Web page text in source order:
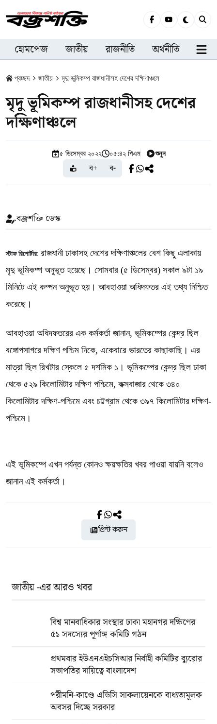
হোমপেজ জাতীয় রাজনীতি অর্থনীতি
প্রচ্ছদ জাতীয় মৃদু ভূমিকম্প রাজধানীসহ দেশের দক্ষিণাঞ্চলে
মৃদু ভূমিকম্প রাজধানীসহ দেশের
দক্ষিণাঞ্চলে
৫ ডিসেম্বর ২০২২ ০৫:৪২ পিএম শুনুন
ব+ ব-
বজ্রশক্তি ডেস্ক
স্টাফ রিপোর্টার: রাজধানী ঢাকাসহ দেশের দক্ষিণাঞ্চলের বেশ কিছু এলাকায়
মৃদু ভূমিকম্প অনুভূত হয়েছে। সোমবার (৫ ডিসেম্বর) সকাল ৯টা ১৯
মিনিটে এই কম্পন অনুভূত হয়। আবহাওয়া অধিদফতর এই তথ্য নিশ্চিত
করেছে।
আবহাওয়া অধিদফতরের এক কর্মকর্তা জানান, ভূমিকম্পের কেন্দ্র ছিল
বঙ্গোপসাগরে দক্ষিণ পশ্চিম দিকে, একেবারে ভারতের কাছাকাছি। এর
মাত্রা ছিল রিখটার স্কেলে ৫ দশমিক ১। ভূমিকম্পের কেন্দ্র ছিল ঢাকা
থেকে ৫২৯ কিলোমিটার দক্ষিণ পশ্চিমে, কক্সবাজার থেকে ৩৪০
কিলোমিটার দক্ষিণ-পশ্চিমে এবং চট্টগ্রাম থেকে ৩৯৭ কিলোমিটার দক্ষিণ-
পশ্চিমে।
এই ভূমিকম্পে এখন পর্যন্ত কোনও ক্ষয়ক্ষতির খবর পাওয়া যায়নি বলেও
জানান এই কর্মকর্তা।
প্রিন্ট করুন
জাতীয় -এর আরও খবর
বিশ্ব মানবাধিকার সংস্থার ঢাকা মহানগর দক্ষিণের
৫১ সদস্যের পূর্ণাঙ্গ কমিটি গঠন
প্রথমবার ইউএনএইচসিআর নির্বাহী কমিটির ব্যুরোর
সভাপতির দায়িত্বে বাংলাদেশ
পরীমনি-কাণ্ডে এডিসি সাকলায়েনকে বাধ্যতামূলক
অবসর দিচ্ছে সরকার